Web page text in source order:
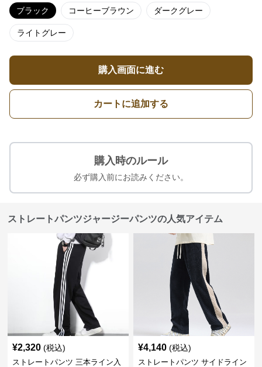
ブラック コーヒーブラウン ダークグレー
ライトグレー
購入画面に進む
カートに追加する
購入時のルール
必ず購入前にお読みください。
ストレートパンツジャージーパンツの人気アイテム
¥2,320 (税込)
ストレートパンツ 三本ライン入
¥4,140 (税込)
ストレートパンツ サイドライン